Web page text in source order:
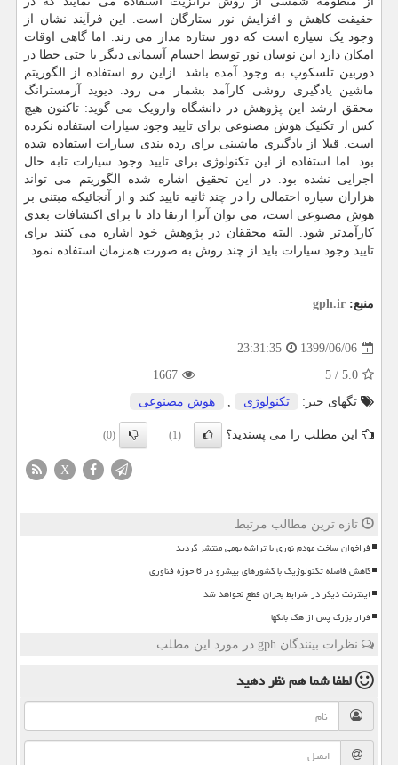
حقیقت کاهش و افزایش نور ستارگان است. این فرآیند نشان از
وجود یک سیاره است که دور ستاره مدار می زند. اما گاهی اوقات
امکان دارد این نوسان نور توسط اجسام آسمانی دیگر یا حتی خطا در
دوربین تلسکوپ به وجود آمده باشد. ازاین رو استفاده از الگوریتم
ماشین یادگیری روشی کارآمد بشمار می رود. دیوید آرمسترانگ
محقق ارشد این پژوهش در دانشگاه وارویک می گوید: تاکنون هیچ
کس از تکنیک هوش مصنوعی برای تایید وجود سیارات استفاده نکرده
است. قبلا از یادگیری ماشینی برای رده بندی سیارات استفاده شده
بود. اما استفاده از این تکنولوژی برای تایید وجود سیارات تابه حال
اجرایی نشده بود. در این تحقیق اشاره شده الگوریتم می تواند
هزاران سیاره احتمالی را در چند ثانیه تایید کند و از آنجائیکه مبتنی بر
هوش مصنوعی است، می توان آنرا ارتقا داد تا برای اکتشافات بعدی
کارآمدتر شود. البته محققان در پژوهش خود اشاره می کنند برای
تایید وجود سیارات باید از چند روش به صورت همزمان استفاده نمود.
منبع: gph.ir
1399/06/06
23:31:35
5.0
/
5
1667
تگهای خبر:
تكنولوژی , هوش مصنوعی
این مطلب را می پسندید؟ (1)
(0)
X
تازه ترین مطالب مرتبط
فراخوان ساخت مودم نوری با تراشه بومی منتشر گردید
کاهش فاصله تکنولوژیک با کشورهای پیشرو در 6 حوزه فناوری
اینترنت دیگر در شرایط بحران قطع نخواهد شد
فرار بزرگ پس از هک بانکها
نظرات بینندگان gph در مورد این مطلب
لطفا شما همنظر دهید